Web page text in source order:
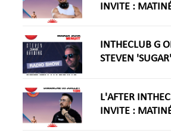
INVITE :
INTHECLUB G
STEVEN 'SUGAR'
L'AFTER
INVITE :